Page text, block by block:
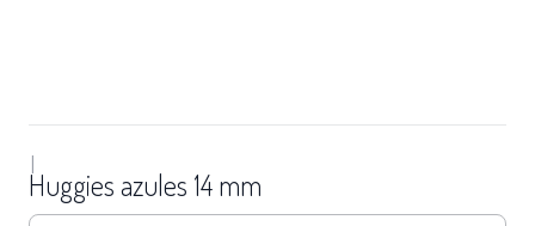
|
Huggies azules 14 mm